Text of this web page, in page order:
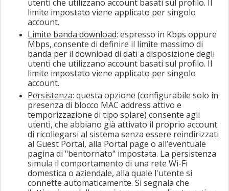
utenti che utilizzano account basati sul profilo. Il
limite impostato viene applicato per singolo
account.
Limite banda download: espresso in Kbps oppure
Mbps, consente di definire il limite massimo di
banda per il download di dati a disposizione degli
utenti che utilizzano account basati sul profilo. Il
limite impostato viene applicato per singolo
account.
Persistenza: questa opzione (configurabile solo in
presenza di blocco MAC address attivo e
temporizzazione di tipo solare) consente agli
utenti, che abbiano già attivato il proprio account
di ricollegarsi al sistema senza essere reindirizzati
al Guest Portal, alla Portal page o all’eventuale
pagina di "bentornato" impostata. La persistenza
simula il comportamento di una rete Wi-Fi
domestica o aziendale, alla quale l'utente si
connette automaticamente. Si segnala che